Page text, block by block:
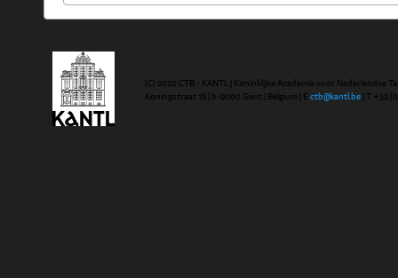
(C) 2020 CTB - KANTL | Koninklijke Academie voor Nederlandse
Koningstraat 18 | b-9000 Gent | Belgium | E ctb@kantl.be | T +32